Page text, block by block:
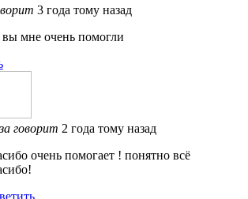
3 года тому назад
мне очень помогли
говорит 2 года тому назад
очень помогает ! понятно всё